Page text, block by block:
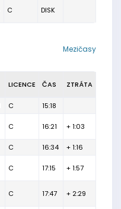
C DISK
Mezičasy
LICENCE ČAS ZTRÁTA
C 15:18
C 16:21 + 1:03
C 16:34 + 1:16
C 17:15 + 1:57
C 17:47 + 2:29